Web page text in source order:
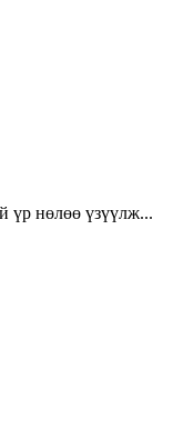
үр нөлөө үзүүлж...